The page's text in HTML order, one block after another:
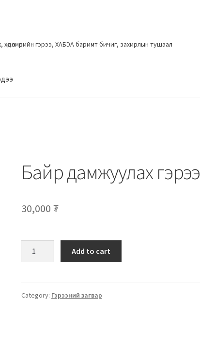
хөдөлмөрийн гэрээ, ХАБЭА баримт бичиг, захирлын тушаал
Байр дамжуулах гэрээ
30,000 ₮
Add to cart
Category: Гэрээний загвар